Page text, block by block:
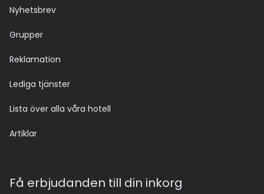
Nyhetsbrev
Grupper
Reklamation
Lediga tjänster
Lista över alla våra hotell
Artiklar
Få erbjudanden till din inkorg